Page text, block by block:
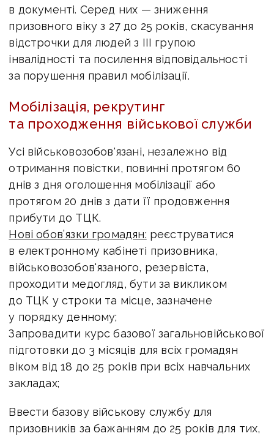
в документі. Серед них — зниження
призовного віку з 27 до 25 років, скасування
відстрочки для людей з ІІІ групою
інвалідності та посилення відповідальності
за порушення правил мобілізації.
Мобілізація, рекрутинг
та проходження військової служби
Усі військовозобов'язані, незалежно від
отримання повістки, повинні протягом 60
днів з дня оголошення мобілізації або
протягом 20 днів з дати її продовження
прибути до ТЦК.
Нові обов’язки громадян: реєструватися
в електронному кабінеті призовника,
військовозобов'язаного, резервіста,
проходити медогляд, бути за викликом
до ТЦК у строки та місце, зазначене
у порядку денному;
Запровадити курс базової загальновійськової
підготовки до 3 місяців для всіх громадян
віком від 18 до 25 років при всіх навчальних
закладах;
Ввести базову військову службу для
призовників за бажанням до 25 років для тих,